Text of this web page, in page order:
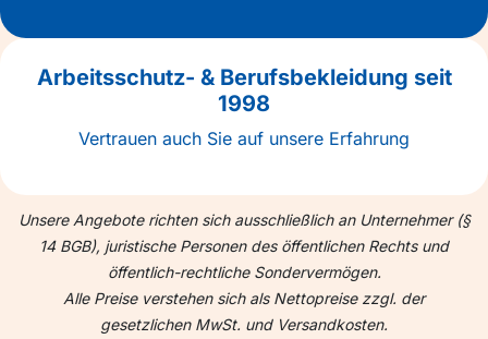
Arbeitsschutz- & Berufsbekleidung seit
1998
Vertrauen auch Sie auf unsere Erfahrung
Unsere Angebote richten sich ausschließlich an Unternehmer (§
14 BGB), juristische Personen des öffentlichen Rechts und
öffentlich-rechtliche Sondervermögen.
Alle Preise verstehen sich als Nettopreise zzgl. der
gesetzlichen MwSt. und Versandkosten.